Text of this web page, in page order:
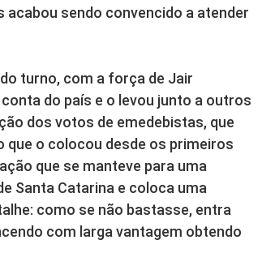
sendo convencido a atender
turno, com a força de Jair
do país e o levou junto a outros
dos votos de emedebistas, que
que o colocou desde os primeiros
que se manteve para uma
Santa Catarina e coloca uma
como se não bastasse, entra
com larga vantagem obtendo